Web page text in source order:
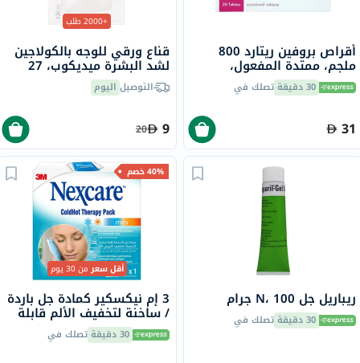
أقراص بروفين ريتارد 800
ملجم، ممتدة المفعول،
قرص 30 دقيقة تصلك في
31
+2000 طلب
قناع ورقي للوجه بالكولاجين
لشد البشرة ميديكوب، 27
جرامالتوصيل اليوم
9
20
ريباريل جل N، 100 جرام
30 دقيقة تصلك في
40% خصم
أقل سعرمن 30 يوم
3 إم نيكسكير كمادة جل باردة
/ ساخنة لتخفيف الألم قابلة
لإعادة الإستخدام، حجم صغير
30 دقيقة تصلك في